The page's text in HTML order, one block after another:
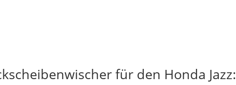
für den Honda Jazz: